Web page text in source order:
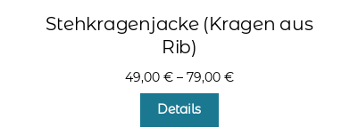
Stehkragenjacke (Kragen aus
Rib)
49,00 €– 79,00 €
Details